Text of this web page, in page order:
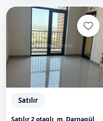
Satılır
Satılır 2 otaqlı, m. Dərnəgül